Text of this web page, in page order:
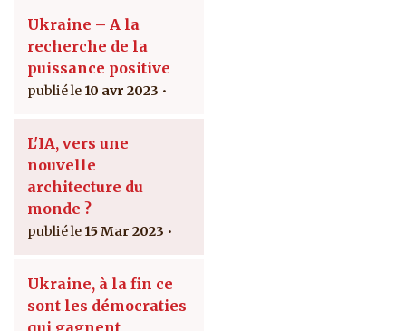
Ukraine – A la
recherche de la
puissance positive
10 avr 2023
L'IA, vers une
nouvelle
architecture du
monde ?
15 Mar 2023
Ukraine, à la fin ce
sont les démocraties